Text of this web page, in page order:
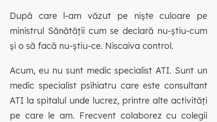
După care l-am văzut pe niște culoare pe
ministrul Sănătății cum se declară nu-știu-cum
și o să facă nu-știu-ce. Niscaiva control.
Acum, eu nu sunt medic specialist ATI. Sunt un
medic specialist psihiatru care este consultant
ATI la spitalul unde lucrez, printre alte activități
pe care le am. Frecvent colaborez cu colegii